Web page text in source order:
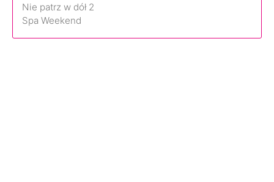
Nie patrz w dół 2
Spa Weekend